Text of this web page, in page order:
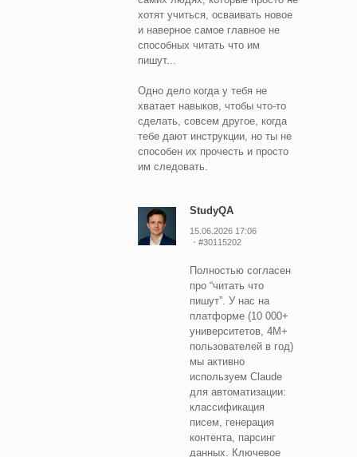
хотят учиться, осваивать новое
и наверное самое главное не
способных читать что им
пишут...
Одно дело когда у тебя не
хватает навыков, чтобы что-то
сделать, совсем другое, когда
тебе дают инструкции, но ты не
способен их прочесть и просто
им следовать.
StudyQA
15.06.2026 17:06
#30115202
Полностью согласен
про “читать что
пишут”. У нас на
платформе (10 000+
университетов, 4M+
пользователей в год)
мы активно
используем Claude
для автоматизации:
классификация
писем, генерация
контента, парсинг
данных. Ключевое